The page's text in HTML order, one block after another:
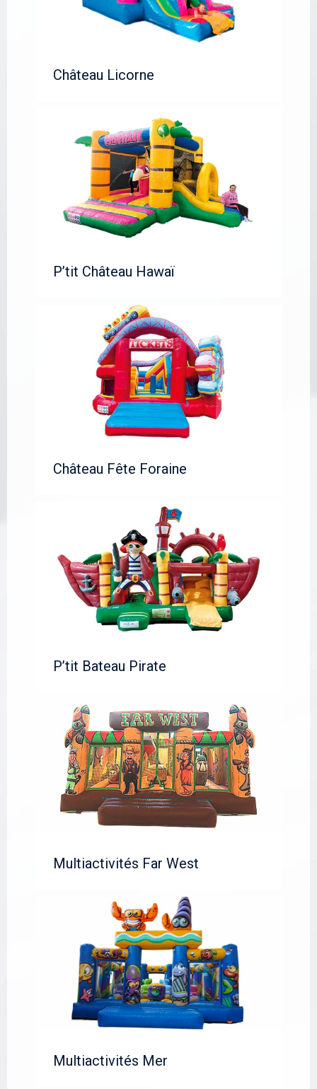
Château Licorne
P’tit Château Hawaï
Château Fête Foraine
P’tit Bateau Pirate
Multiactivités Far West
Multiactivités Mer